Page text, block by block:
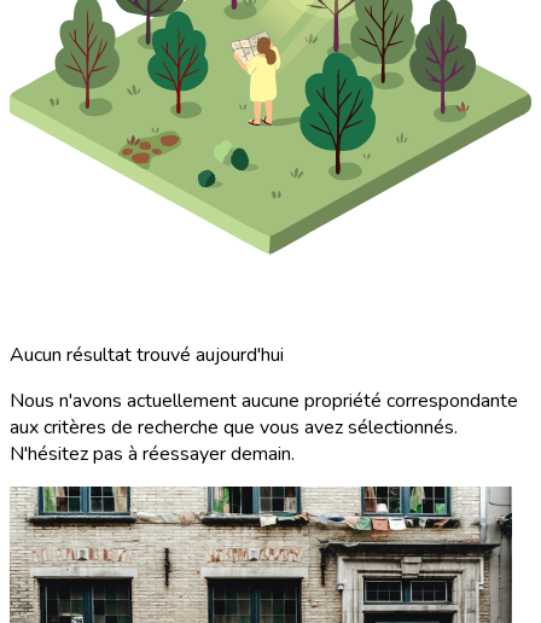
Aucun résultat trouvé aujourd'hui
Nous n'avons actuellement aucune propriété correspondante
aux critères de recherche que vous avez sélectionnés.
N'hésitez pas à réessayer demain.